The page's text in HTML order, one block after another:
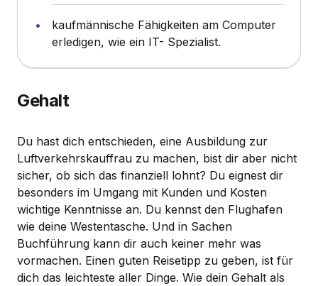
kaufmännische Fähigkeiten am Computer
erledigen, wie ein IT- Spezialist.
Gehalt
Du hast dich entschieden, eine Ausbildung zur
Luftverkehrskauffrau zu machen, bist dir aber nicht
sicher, ob sich das finanziell lohnt? Du eignest dir
besonders im Umgang mit Kunden und Kosten
wichtige Kenntnisse an. Du kennst den Flughafen
wie deine Westentasche. Und in Sachen
Buchführung kann dir auch keiner mehr was
vormachen. Einen guten Reisetipp zu geben, ist für
dich das leichteste aller Dinge. Wie dein Gehalt als